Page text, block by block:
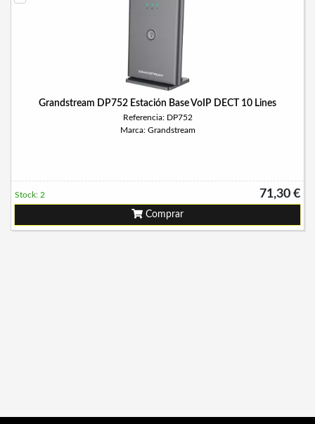
Grandstream DP752 Estación Base VoIP DECT 10 Lines
Referencia: DP752
Marca: Grandstream
71,30 €
Stock: 2
Comprar